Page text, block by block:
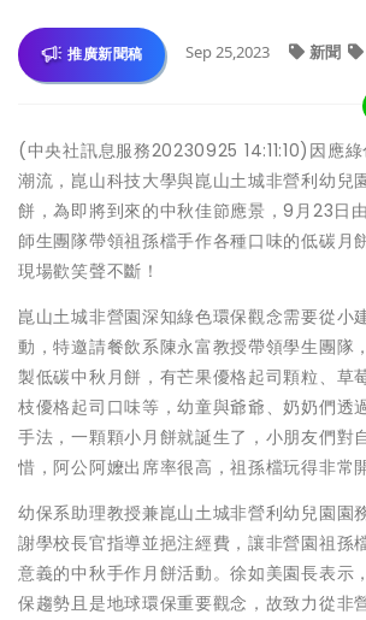
推廣新聞稿 Sep 25,2023 新聞
(中央社訊息服務20230925 14:11:10)因應
潮流，崑山科技大學與崑山土城非營利幼兒
餅，為即將到來的中秋佳節應景，9月23日
師生團隊帶領祖孫檔手作各種口味的低碳月
現場歡笑聲不斷！
崑山土城非營園深知綠色環保觀念需要從小
動，特邀請餐飲系陳永富教授帶領學生團隊
製低碳中秋月餅，有芒果優格起司顆粒、草
枝優格起司口味等，幼童與爺爺、奶奶們透
手法，一顆顆小月餅就誕生了，小朋友們對
惜，阿公阿嬤出席率很高，祖孫檔玩得非常
幼保系助理教授兼崑山土城非營利幼兒園園
謝學校長官指導並挹注經費，讓非營園祖孫
意義的中秋手作月餅活動。徐如美園長表示
保趨勢且是地球環保重要觀念，故致力從非